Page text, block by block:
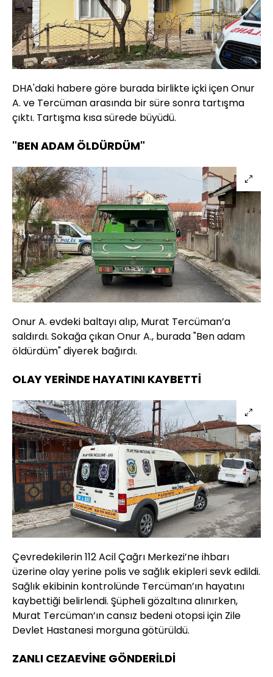
DHA'daki habere göre burada birlikte içki içen Onur
A. ve Tercüman arasında bir süre sonra tartışma
çıktı. Tartışma kısa sürede büyüdü.
"BEN ADAM ÖLDÜRDÜM"
Onur A. evdeki baltayı alıp, Murat Tercüman’a
saldırdı. Sokağa çıkan Onur A., burada "Ben adam
öldürdüm" diyerek bağırdı.
OLAY YERİNDE HAYATINI KAYBETTİ
Çevredekilerin 112 Acil Çağrı Merkezi’ne ihbarı
üzerine olay yerine polis ve sağlık ekipleri sevk edildi.
Sağlık ekibinin kontrolünde Tercüman’ın hayatını
kaybettiği belirlendi. Şüpheli gözaltına alınırken,
Murat Tercüman’ın cansız bedeni otopsi için Zile
Devlet Hastanesi morguna götürüldü.
ZANLI CEZAEVİNE GÖNDERİLDİ